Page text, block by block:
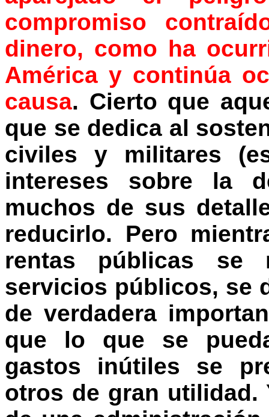
compromiso
dinero, como ha
América y continúa
causa. Cierto que
que se dedica al
civiles y militares
intereses sobre la
muchos de sus
reducirlo. Pero
rentas públicas se
servicios públicos, se
de verdadera
que lo que se
gastos inútiles se
otros de gran utilidad.